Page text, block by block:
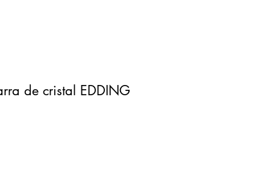
de cristal EDDING